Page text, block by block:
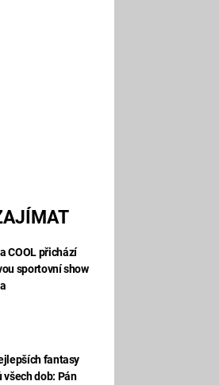
COOL přichází
sportovní show
fantasy
všech dob: Pán